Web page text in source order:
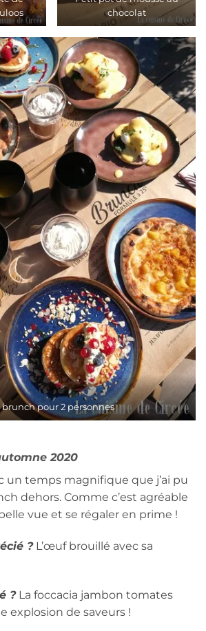
chocolat
brunch pour 2 personnes
2020
un temps magnifique que j’ai pu
dehors. Comme c’est agréable
vue et se régaler en prime !
?L’œuf brouillé avec sa
?La foccacia jambon tomates
explosion de saveurs !